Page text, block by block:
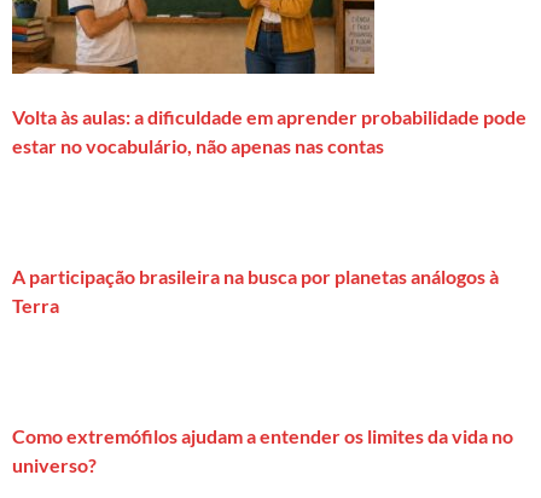
Volta às aulas: a dificuldade em aprender probabilidade pode
estar no vocabulário, não apenas nas contas
A participação brasileira na busca por planetas análogos à
Terra
Como extremófilos ajudam a entender os limites da vida no
universo?